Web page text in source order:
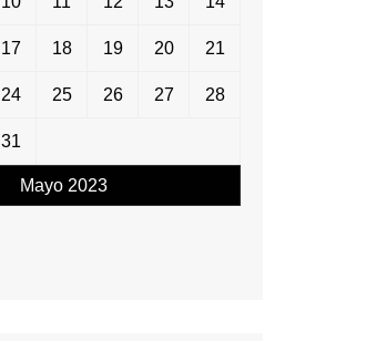
Mayo 2023
17 18 19 20 21
24 25 26 27 28
31